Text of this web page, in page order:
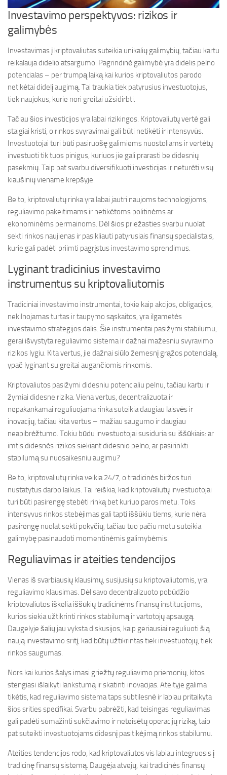
Investavimo perspektyvos: rizikos ir
galimybės
Investavimas į kriptovaliutas suteikia unikalių galimybių, tačiau kartu
reikalauja didelio atsargumo. Pagrindinė galimybė yra didelis pelno
potencialas – per trumpą laiką kai kurios kriptovaliutos parodo
netikėtai didelį augimą. Tai traukia tiek patyrusius investuotojus,
tiek naujokus, kurie nori greitai užsidirbti.
Tačiau šios investicijos yra labai rizikingos. Kriptovaliutų vertė gali
staigiai kristi, o rinkos svyravimai gali būti netikėti ir intensyvūs.
Investuotojai turi būti pasiruošę galimiems nuostoliams ir vertėtų
investuoti tik tuos pinigus, kuriuos jie gali prarasti be didesnių
pasekmių. Taip pat svarbu diversifikuoti investicijas ir neturėti visų
kiaušinių viename krepšyje.
Be to, kriptovaliutų rinka yra labai jautri naujoms technologijoms,
reguliavimo pakeitimams ir netikėtoms politinėms ar
ekonominėms permainoms. Dėl šios priežasties svarbu nuolat
sekti rinkos naujienas ir pasikliauti patyrusiais finansų specialistais,
kurie gali padėti priimti pagrįstus investavimo sprendimus.
Lyginant tradicinius investavimo
instrumentus su kriptovaliutomis
Tradiciniai investavimo instrumentai, tokie kaip akcijos, obligacijos,
nekilnojamas turtas ir taupymo sąskaitos, yra ilgametės
investavimo strategijos dalis. Šie instrumentai pasižymi stabilumu,
gerai išvystyta reguliavimo sistema ir dažnai mažesniu svyravimo
rizikos lygiu. Kita vertus, jie dažnai siūlo žemesnį grąžos potencialą,
ypač lyginant su greitai augančiomis rinkomis.
Kriptovaliutos pasižymi didesniu potencialiu pelnu, tačiau kartu ir
žymiai didesne rizika. Viena vertus, decentralizuota ir
nepakankamai reguliuojama rinka suteikia daugiau laisvės ir
inovacijų, tačiau kita vertus – mažiau saugumo ir daugiau
neapibrėžtumo. Tokiu būdu investuotojai susiduria su iššūkiais: ar
imtis didesnės rizikos siekiant didesnio pelno, ar pasirinkti
stabilumą su nuosaikesniu augimu?
Be to, kriptovaliutų rinka veikia 24/7, o tradicinės biržos turi
nustatytus darbo laikus. Tai reiškia, kad kriptovaliutų investuotojai
turi būti pasirengę stebėti rinką bet kuriuo paros metu. Toks
intensyvus rinkos stebėjimas gali tapti iššūkiu tiems, kurie nėra
pasirengę nuolat sekti pokyčių, tačiau tuo pačiu metu suteikia
galimybę pasinaudoti momentinėmis galimybėmis.
Reguliavimas ir ateities tendencijos
Vienas iš svarbiausių klausimų, susijusių su kriptovaliutomis, yra
reguliavimo klausimas. Dėl savo decentralizuoto pobūdžio
kriptovaliutos iškelia iššūkių tradicinėms finansų institucijoms,
kurios siekia užtikrinti rinkos stabilumą ir vartotojų apsaugą.
Daugelyje šalių jau vyksta diskusijos, kaip geriausiai reguliuoti šią
naują investavimo sritį, kad būtų užtikrintas tiek investuotojų, tiek
rinkos saugumas.
Nors kai kurios šalys imasi griežtų reguliavimo priemonių, kitos
stengiasi išlaikyti lankstumą ir skatinti inovacijas. Ateityje galima
tikėtis, kad reguliavimo sistema taps subtilesnė ir labiau pritaikyta
šios srities specifikai. Svarbu pabrėžti, kad teisingas reguliavimas
gali padėti sumažinti sukčiavimo ir neteisėtų operacijų riziką, taip
pat suteikti investuotojams didesnį pasitikėjimą rinkos stabilumu.
Ateities tendencijos rodo, kad kriptovaliutos vis labiau integruosis į
tradicinę finansų sistemą. Daugėja atvejų, kai tradicinės finansų